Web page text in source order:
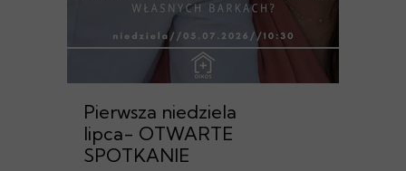
Pierwsza niedziela
lipca- OTWARTE
SPOTKANIE